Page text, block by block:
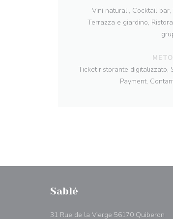
Vini naturali, Cocktail
Terrazza e giardino,
Ticket ristorante digitalizzato,
Payment,
Sablé
31 Rue de la Vierge 56170 Quiberon